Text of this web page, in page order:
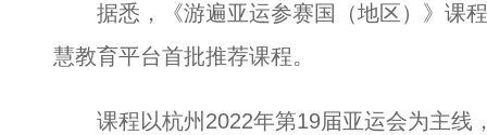
据悉，《游遍亚运参赛国（地区）》课程
慧教育平台首批推荐课程。
课程以杭州2022年第19届亚运会为主线